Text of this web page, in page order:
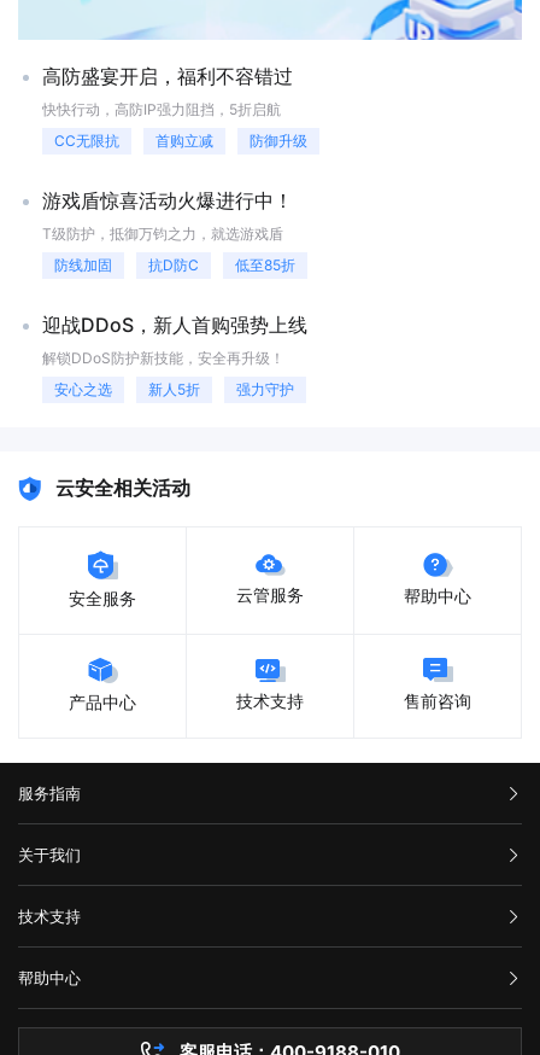
种手段，高防IP方案能够保证网站服务的连续性，提高用户体验，确保在
线业务的有效运行。
通过负载均衡技术，高防 IP 能够将请求均匀分配给多个后端服务器，提
高系统的整体处理能力，确保在遭受大规模攻击时仍能保持网络的稳定运
续分析和审计。通过对日志数据的分析，高防 IP 能够识别出攻击模式的
变化趋势，并据此调整防护策略，从而有效抵御 ACK Flood 攻击。通过
段，高防 IP 为企业提供了全方位的 ACK Flood 攻击防护，确保网络的稳
的风险。无论是大型企业还是中小企业，高防 IP 都能为其提供定制化的
高防盛宴开启，福利不容错过
快快行动，高防IP强力阻挡，5折启航
CC无限抗
首购立减 防御升级
游戏盾惊喜活动火爆进行中！
T级防护，抵御万钧之力，就选游戏盾
防线加固
抗D防C 低至85折
迎战DDoS，新人首购强势上线
解锁DDoS防护新技能，安全再升级！
安心之选
新人5折 强力守护
云安全相关活动
安全服务 云管服务 帮助中心
产品中心 技术支持 售前咨询
服务指南
汇款信息
购买流程
服务条款
关于我们
公司介绍
举报中心
隐私声明
技术支持
网站备案
技术文档
帮助中心
服务器问题